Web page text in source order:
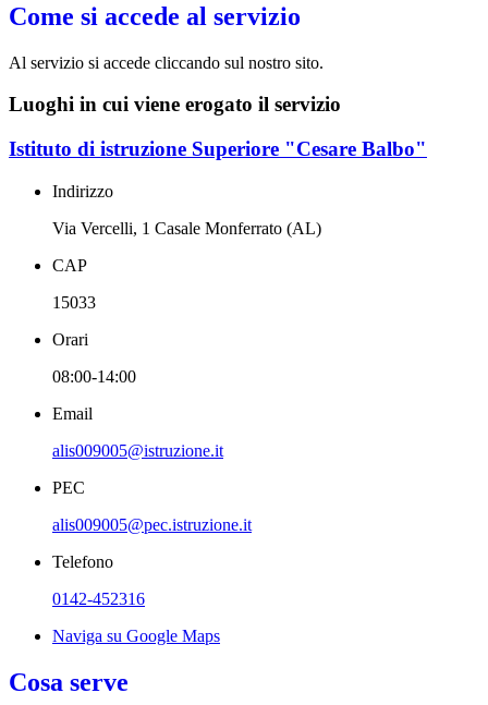
Come si accede al servizio
Al servizio si accede cliccando sul nostro sito.
Luoghi in cui viene erogato il servizio
Istituto di istruzione Superiore "Cesare Balbo"
Indirizzo
Via Vercelli, 1 Casale Monferrato (AL)
CAP
15033
Orari
08:00-14:00
Email
alis009005@istruzione.it
PEC
alis009005@pec.istruzione.it
Telefono
0142-452316
Naviga su Google Maps
Cosa serve